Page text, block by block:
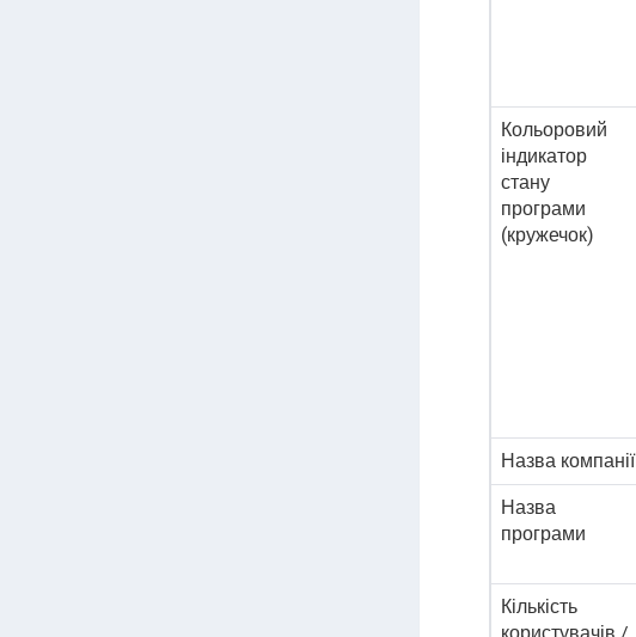
Кольоровий
індикатор
стану
програми
(кружечок)
Назва компанії
Назва
програми
Кількість